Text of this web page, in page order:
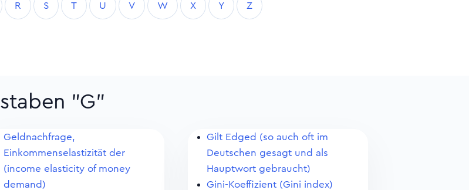
R S T U V W X Y Z
"G"
Geldnachfrage,
Einkommenselastizität der
(income elasticity of money
demand)
Gilt Edged (so auch oft im
Deutschen gesagt und als
Hauptwort gebraucht)
Gini-Koeffizient (Gini index)